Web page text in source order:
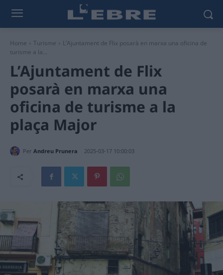
Home Turisme
L’Ajuntament de Flix posarà en marxa una oficina de
turisme a la...
L’Ajuntament de Flix
posarà en marxa una
oficina de turisme a la
plaça Major
Per Andreu Prunera 2025-03-17 10:00:03